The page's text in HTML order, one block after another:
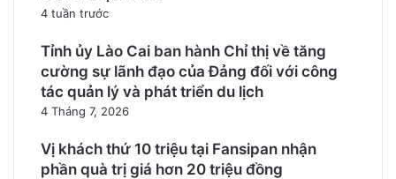
4 tuần trước
Tỉnh ủy Lào Cai ban hành Chỉ thị về tăng
cường sự lãnh đạo của Đảng đối với công
tác quản lý và phát triển du lịch
4 Tháng 7, 2026
Vị khách thứ 10 triệu tại Fansipan nhận
phần quà trị giá hơn 20 triệu đồng